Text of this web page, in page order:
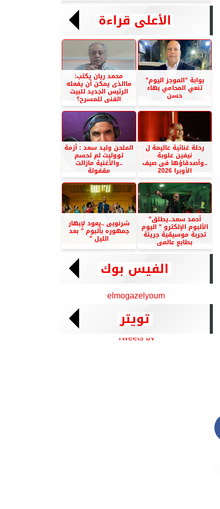
الأعلى قراءة
بوابة ”الموجز اليوم”
تنعي المحامي بهاء
حسن
محمد ريان يكتب:
ماالذى يمكن أن يفعله
الرئيس الجديد للبيت
الفنى للمسرح؟
رحلة غنائية عاليمة ل
نيفين علوبة
..وأصدقاؤها فى صيف
الأوبرا 2026
الملحن وليد سعد : أزمة
تووليت لم تحسم
..والأغنية مازالت
مقفولة
أحمد سعد..يطلق”
الألبوم الإلكترو ” اليوم
تجربة موسيقية جريئة
بطابع عالمى
شرنوبى ..يعود لإبهار
جمهوره بألبوم ” بعد
الليل ”
الفيس بوك
elmogazelyoum
تويتر
Tweets by